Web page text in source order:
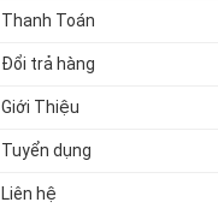
Thanh Toán
Đổi trả hàng
Giới Thiệu
Tuyển dụng
Liên hệ